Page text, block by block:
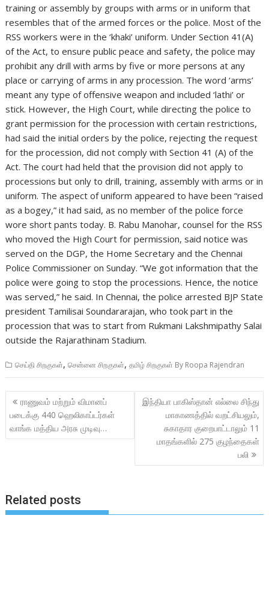
training or assembly by groups with arms or in uniform that
resembles that of the armed forces or the police. Most of the
RSS workers were in the ‘khaki’ uniform. Under Section 41(A)
of the Act, to ensure public peace and safety, the police may
prohibit any drill with arms by five or more persons at any
place or carrying of arms in any procession. The word ‘arms’
meant any type of offensive weapon and included ‘lathi’ or
stick. However, the High Court, while directing the police to
grant permission for the procession with certain restrictions,
had said the initial orders by the police, rejecting the request
for the procession, did not comply with Section 41 (A) of the
Act. The court had held that the provision did not apply to
processions but only to drill, training, assembly with arms or in
uniform. The aspect of uniform appeared to have been “raised
as a bogey,” it had said, as no member of the police force
wore short pants today. B. Rabu Manohar, counsel for the RSS
who moved the High Court for permission, said notice was
served on the DGP, the Home Secretary and the Chennai
Police Commissioner on Sunday. “We got information that the
police were going to stop the processions. Hence, the notice
was served,” he said. In Chennai, the police arrested BJP State
president Tamilisai Soundararajan, who took part in the
procession that was to start from Rukmani Lakshmipathy Salai
outside the Rajarathinam Stadium.
செய்தி சிறகுகள்,சென்னை சிறகுகள்,தமிழ் சிறகுகள் By Roopa Rajendran
Post
navigation
ராணுவம் மற்றும் விமானப்
படைக்கு 440 ஹெலிகாப்டர்கள்
வாங்க மத்திய அரசு முடிவு…
இந்தியா பாகிஸ்தான் எல்லை சிந்து
மாகாணத்தில் வறட்சியலும்,
சுகாதார குறைபாட்டாலும் 11
மாதங்களில் 275 குழந்தைகள்
பலி
Related posts